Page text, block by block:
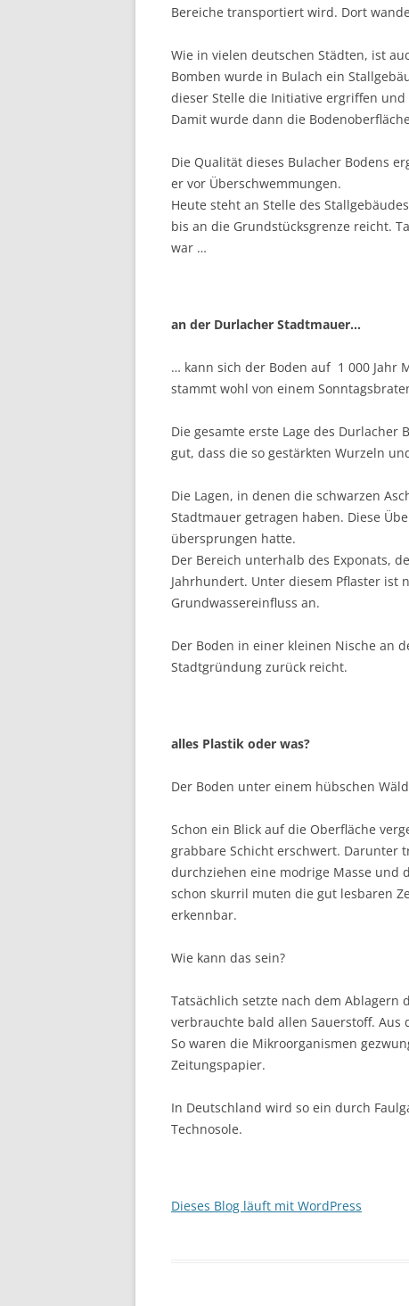
Bereiche transportiert wird. Dort
Wie in vielen deutschen Städten, ist
Bomben wurde in Bulach ein
dieser Stelle die Initiative ergriffen
Damit wurde dann die
Die Qualität dieses Bulacher Bodens
er vor Überschwemmungen.
Heute steht an Stelle des
bis an die Grundstücksgrenze reicht.
war …
an der Durlacher Stadtmauer…
… kann sich der Boden auf 1 000 Jahr
stammt wohl von einem
Die gesamte erste Lage des
gut, dass die so gestärkten Wurzeln
Die Lagen, in denen die schwarzen
Stadtmauer getragen haben. Diese
übersprungen hatte.
Der Bereich unterhalb des Exponats,
Jahrhundert. Unter diesem Pflaster ist
Grundwassereinfluss an.
Der Boden in einer kleinen Nische an
Stadtgründung zurück reicht.
alles Plastik oder was?
Der Boden unter einem hübschen
Schon ein Blick auf die Oberfläche
grabbare Schicht erschwert. Darunter
durchziehen eine modrige Masse und
schon skurril muten die gut lesbaren
erkennbar.
Wie kann das sein?
Tatsächlich setzte nach dem Ablagern
verbrauchte bald allen Sauerstoff. Aus
So waren die Mikroorganismen
Zeitungspapier.
In Deutschland wird so ein durch
Technosole.
Dieses Blog läuft mit WordPress